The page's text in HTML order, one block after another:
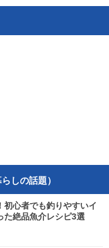
しの話題）
心者でも釣りやすいイ
た絶品魚介レシピ3選